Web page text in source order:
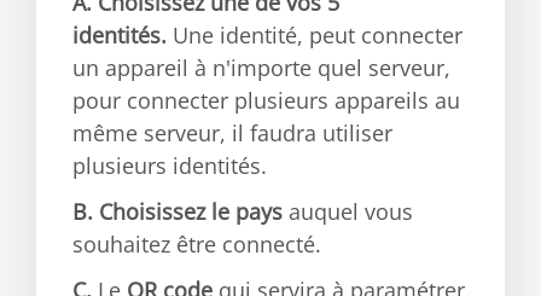
identités. Une identité, peut connecter
un appareil à n'importe quel serveur,
pour connecter plusieurs appareils au
même serveur, il faudra utiliser
plusieurs identités.
B. Choisissez le pays auquel vous
souhaitez être connecté.
C. Le QR code qui servira à paramétrer